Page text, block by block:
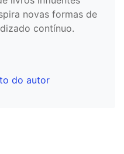
novas formas de
contínuo.
do autor